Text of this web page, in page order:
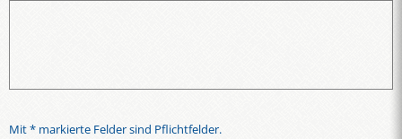
Mit * markierte Felder sind Pflichtfelder.